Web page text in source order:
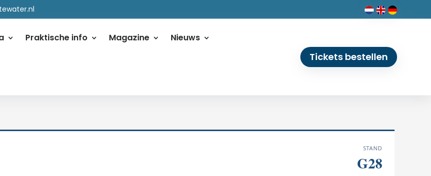
Praktische info Magazine Nieuws
Tickets bestellen
STAND
G28